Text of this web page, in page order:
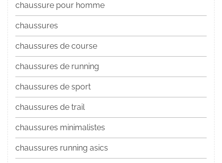
chaussure pour homme
chaussures
chaussures de course
chaussures de running
chaussures de sport
chaussures de trail
chaussures minimalistes
chaussures running asics